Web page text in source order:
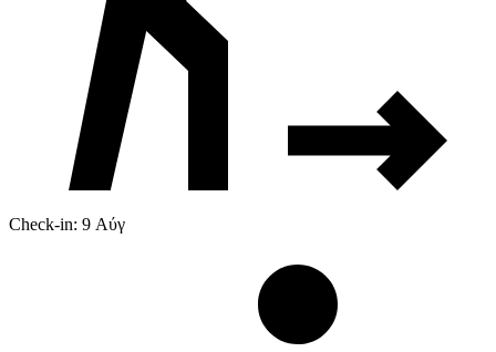
Check-in: 9 Αύγ